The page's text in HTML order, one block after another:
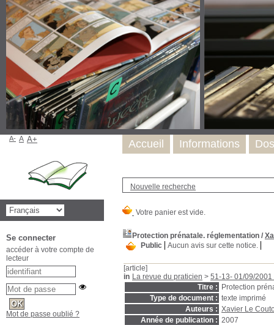
Nouvelle recherche
Protection prénatale. réglementation /
Public
Aucun avis sur cette notice.
[article]
in La revue du praticien > 51-13- 01/09/2001
Titre :
Protection
Type de document : texte imprimé
Auteurs : Xavier Le
Année de publication : 2007
Accueil Informations
A- A A+
Se connecter
accéder à votre compte de
lecteur
Mot de passe oublié ?